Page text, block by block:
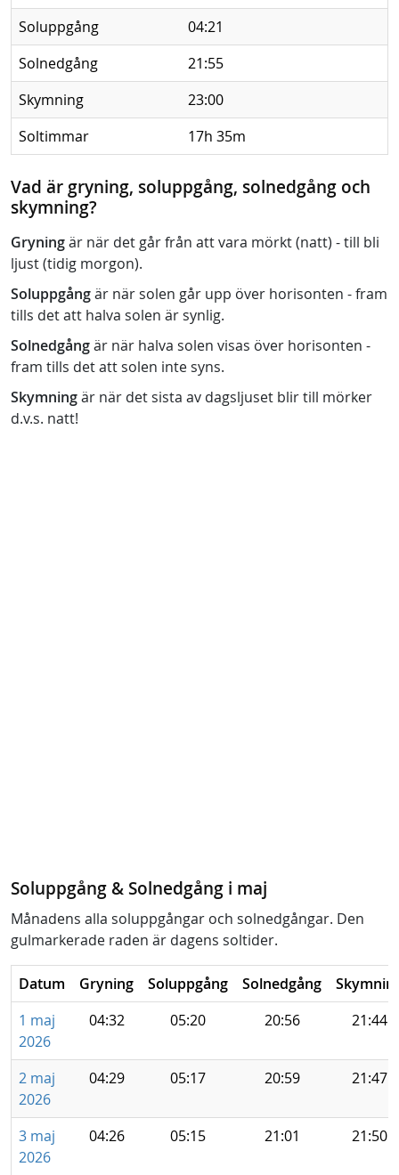
Soluppgång
04:21
Solnedgång
21:55
Skymning
23:00
Soltimmar
17h 35m
Vad är gryning, soluppgång, solnedgång och
skymning?
Gryningär när det går från att vara mörkt (natt) - till bli
ljust (tidig morgon).
Soluppgångär när solen går upp över horisonten - fram
tills det att halva solen är synlig.
Solnedgångär när halva solen visas över horisonten -
fram tills det att solen inte syns.
Skymningär när det sista av dagsljuset blir till mörker
d.v.s. natt!
Soluppgång & Solnedgång i maj
Månadens alla soluppgångar och solnedgångar. Den
gulmarkerade raden är dagens soltider.
Datum Gryning Soluppgång Solnedgång
1 maj
2026
04:32 05:20 20:56 21:44
2 maj
2026
04:29 05:17 20:59 21:47
3 maj
2026
04:26 05:15 21:01 21:50